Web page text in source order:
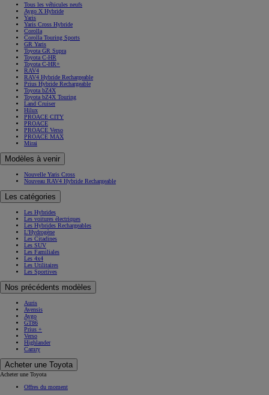
Tous les véhicules neufs
Aygo X Hybride
Yaris
Yaris Cross Hybride
Corolla
Corolla Touring Sports
GR Yaris
Toyota GR Supra
Toyota C-HR
Toyota C-HR+
RAV4
RAV4 Hybride Rechargeable
Prius Hybride Rechargeable
Toyota bZ4X
Toyota bZ4X Touring
Land Cruiser
Hilux
PROACE CITY
PROACE
PROACE Verso
PROACE MAX
Mirai
Modèles à venir
Nouvelle Yaris Cross
Nouveau RAV4 Hybride Rechargeable
Les catégories
Les Hybrides
Les voitures électriques
Les Hybrides Rechargeables
L'Hydrogène
Les Citadines
Les SUV
Les Familiales
Les 4x4
Les Utilitaires
Les Sportives
Nos précédents modèles
Auris
Avensis
Aygo
GT86
Prius +
Verso
Highlander
Camry
Acheter une Toyota
Acheter une Toyota
Offres du moment